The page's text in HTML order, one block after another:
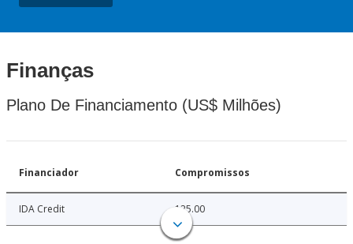
Finanças
Plano De Financiamento (US$ Milhões)
Financiador Compromissos
IDA Credit 125.00